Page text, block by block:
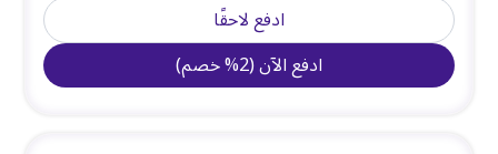
ادفع لاحقًا
ادفع الآن(
2
%خصم)